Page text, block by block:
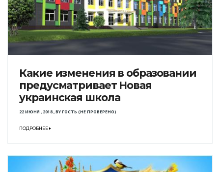
Какие изменения в образовании
предусматривает Новая
украинская школа
22 ИЮНЯ , 2018,BYГОСТЬ (НЕ ПРОВЕРЕНО)
ПОДРОБНЕЕ